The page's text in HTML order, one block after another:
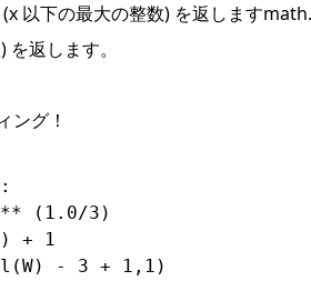
以下の最大の整数) を返します
返します。
ング！
(1.0/3)
+ 1
- 3 + 1,1)